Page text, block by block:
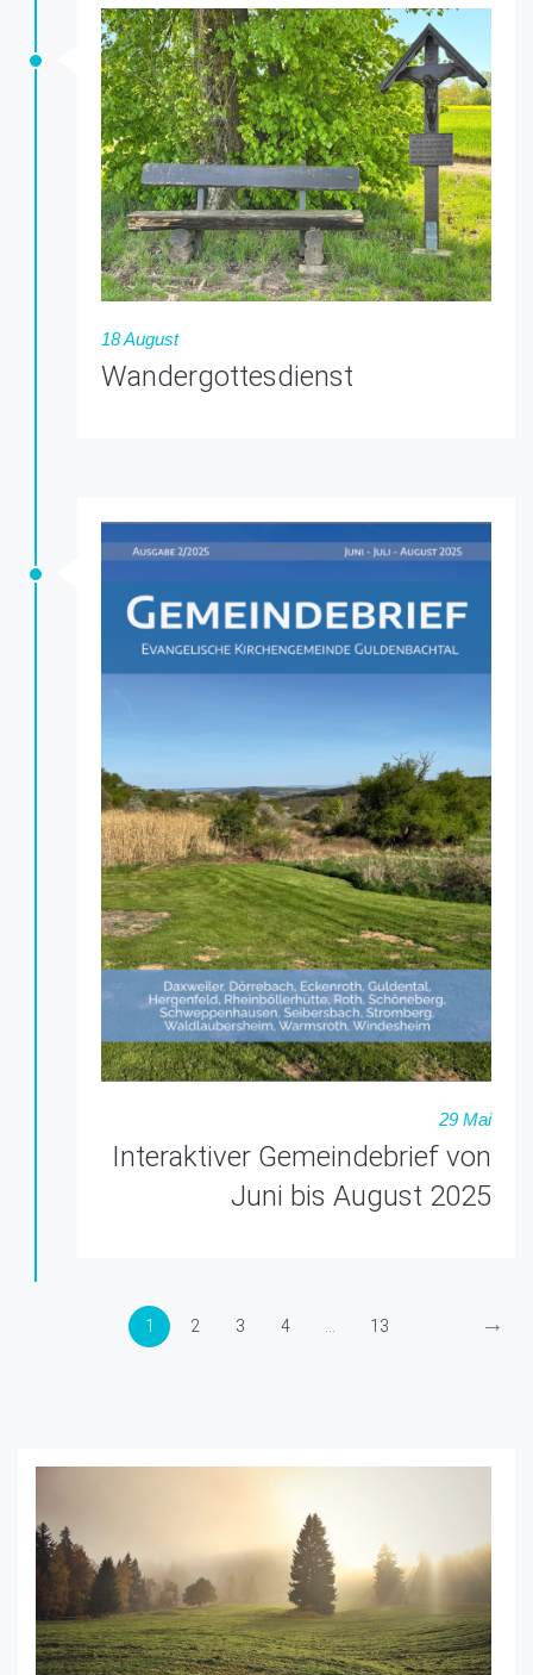
18 August
Wandergottesdienst
29 Mai
Interaktiver Gemeindebrief von
Juni bis August 2025
1 2 3 4 13 →